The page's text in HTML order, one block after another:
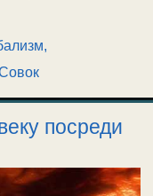
посреди